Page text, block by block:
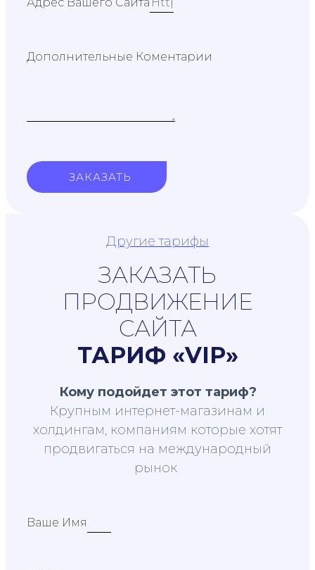
Адрес Вашего Сайта
Дополнительные Коментарии
ЗАКАЗАТЬ
Другие тарифы
ЗАКАЗАТЬ
ПРОДВИЖЕНИЕ
САЙТА
ТАРИФ «VIP»
Кому подойдет этот тариф?
Крупным интернет-магазинам и
холдингам, компаниям которые хотят
продвигаться на международный
рынок
Ваше Имя